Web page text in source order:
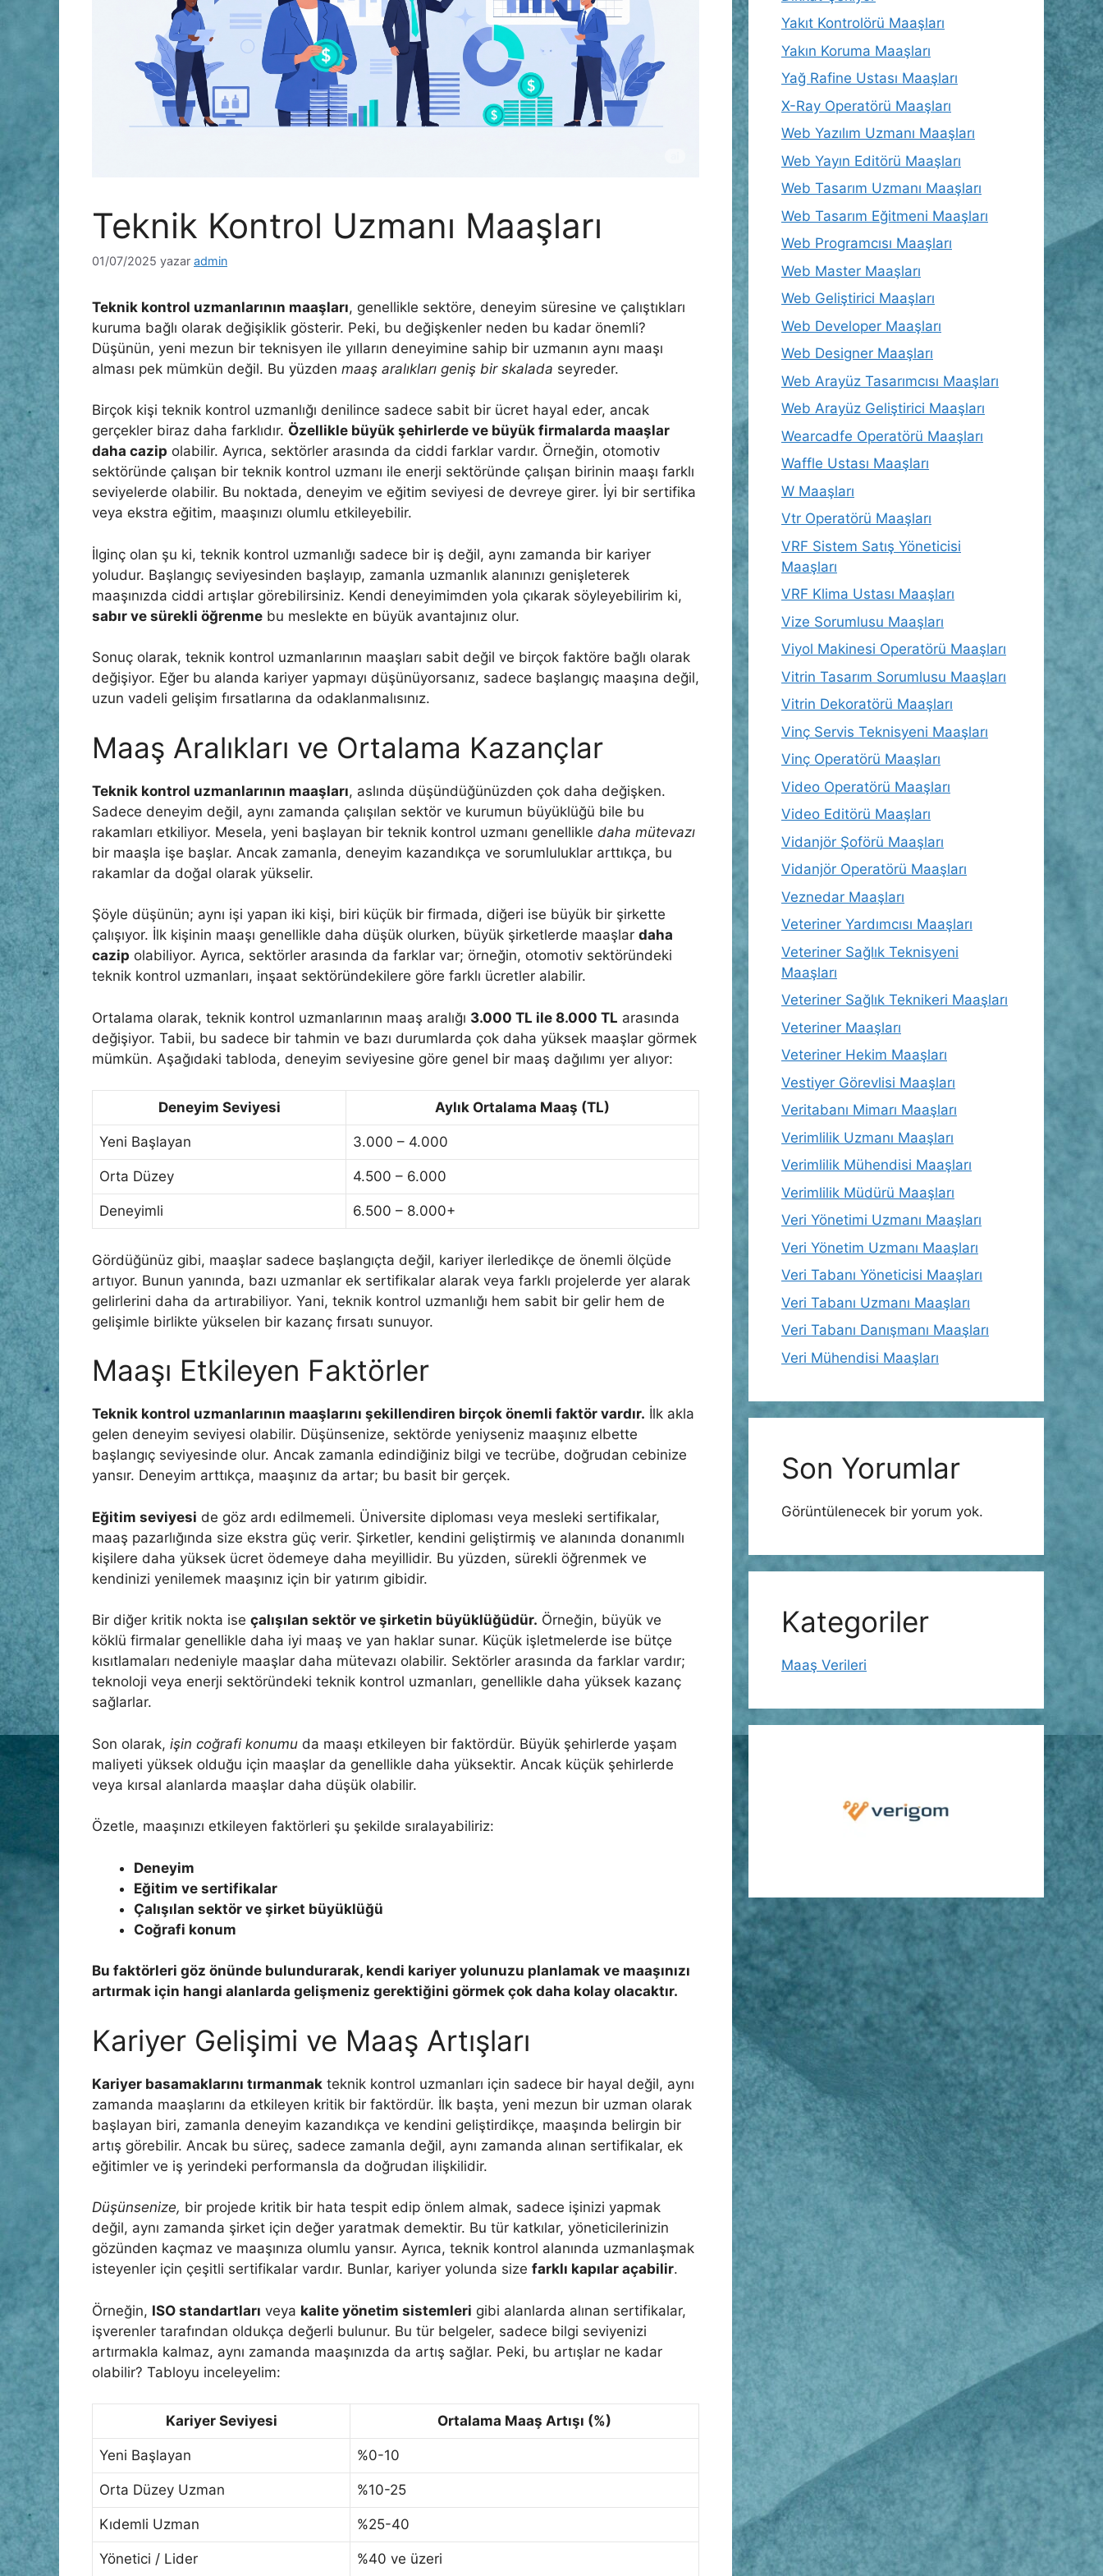
Teknik Kontrol Uzmanı Maaşları
01/07/2025 yazar admin
Teknik kontrol uzmanlarının maaşları, genellikle sektöre, deneyim süresine ve çalıştıkları
kuruma bağlı olarak değişiklik gösterir. Peki, bu değişkenler neden bu kadar önemli?
Düşünün, yeni mezun bir teknisyen ile yılların deneyimine sahip bir uzmanın aynı maaşı
alması pek mümkün değil. Bu yüzden maaş aralıkları geniş bir skalada seyreder.
Birçok kişi teknik kontrol uzmanlığı denilince sadece sabit bir ücret hayal eder, ancak
gerçekler biraz daha farklıdır. Özellikle büyük şehirlerde ve büyük firmalarda maaşlar
daha cazip olabilir. Ayrıca, sektörler arasında da ciddi farklar vardır. Örneğin, otomotiv
sektöründe çalışan bir teknik kontrol uzmanı ile enerji sektöründe çalışan birinin maaşı farklı
seviyelerde olabilir. Bu noktada, deneyim ve eğitim seviyesi de devreye girer. İyi bir sertifika
veya ekstra eğitim, maaşınızı olumlu etkileyebilir.
İlginç olan şu ki, teknik kontrol uzmanlığı sadece bir iş değil, aynı zamanda bir kariyer
yoludur. Başlangıç seviyesinden başlayıp, zamanla uzmanlık alanınızı genişleterek
maaşınızda ciddi artışlar görebilirsiniz. Kendi deneyimimden yola çıkarak söyleyebilirim ki,
sabır ve sürekli öğrenme bu meslekte en büyük avantajınız olur.
Sonuç olarak, teknik kontrol uzmanlarının maaşları sabit değil ve birçok faktöre bağlı olarak
değişiyor. Eğer bu alanda kariyer yapmayı düşünüyorsanız, sadece başlangıç maaşına değil,
uzun vadeli gelişim fırsatlarına da odaklanmalısınız.
Maaş Aralıkları ve Ortalama Kazançlar
Teknik kontrol uzmanlarının maaşları, aslında düşündüğünüzden çok daha değişken.
Sadece deneyim değil, aynı zamanda çalışılan sektör ve kurumun büyüklüğü bile bu
rakamları etkiliyor. Mesela, yeni başlayan bir teknik kontrol uzmanı genellikle daha mütevazı
bir maaşla işe başlar. Ancak zamanla, deneyim kazandıkça ve sorumluluklar arttıkça, bu
rakamlar da doğal olarak yükselir.
Şöyle düşünün; aynı işi yapan iki kişi, biri küçük bir firmada, diğeri ise büyük bir şirkette
çalışıyor. İlk kişinin maaşı genellikle daha düşük olurken, büyük şirketlerde maaşlar daha
cazip olabiliyor. Ayrıca, sektörler arasında da farklar var; örneğin, otomotiv sektöründeki
teknik kontrol uzmanları, inşaat sektöründekilere göre farklı ücretler alabilir.
Ortalama olarak, teknik kontrol uzmanlarının maaş aralığı 3.000 TL ile 8.000 TL arasında
değişiyor. Tabii, bu sadece bir tahmin ve bazı durumlarda çok daha yüksek maaşlar görmek
mümkün. Aşağıdaki tabloda, deneyim seviyesine göre genel bir maaş dağılımı yer alıyor:
Deneyim Seviyesi Aylık Ortalama Maaş (TL)
Yeni Başlayan 3.000 – 4.000
Orta Düzey 4.500 – 6.000
Deneyimli 6.500 – 8.000+
Gördüğünüz gibi, maaşlar sadece başlangıçta değil, kariyer ilerledikçe de önemli ölçüde
artıyor. Bunun yanında, bazı uzmanlar ek sertifikalar alarak veya farklı projelerde yer alarak
gelirlerini daha da artırabiliyor. Yani, teknik kontrol uzmanlığı hem sabit bir gelir hem de
gelişimle birlikte yükselen bir kazanç fırsatı sunuyor.
Maaşı Etkileyen Faktörler
Teknik kontrol uzmanlarının maaşlarını şekillendiren birçok önemli faktör vardır. İlk akla
gelen deneyim seviyesi olabilir. Düşünsenize, sektörde yeniyseniz maaşınız elbette
başlangıç seviyesinde olur. Ancak zamanla edindiğiniz bilgi ve tecrübe, doğrudan cebinize
yansır. Deneyim arttıkça, maaşınız da artar; bu basit bir gerçek.
Eğitim seviyesi de göz ardı edilmemeli. Üniversite diploması veya mesleki sertifikalar,
maaş pazarlığında size ekstra güç verir. Şirketler, kendini geliştirmiş ve alanında donanımlı
kişilere daha yüksek ücret ödemeye daha meyillidir. Bu yüzden, sürekli öğrenmek ve
kendinizi yenilemek maaşınız için bir yatırım gibidir.
Bir diğer kritik nokta ise çalışılan sektör ve şirketin büyüklüğüdür. Örneğin, büyük ve
köklü firmalar genellikle daha iyi maaş ve yan haklar sunar. Küçük işletmelerde ise bütçe
kısıtlamaları nedeniyle maaşlar daha mütevazı olabilir. Sektörler arasında da farklar vardır;
teknoloji veya enerji sektöründeki teknik kontrol uzmanları, genellikle daha yüksek kazanç
sağlarlar.
Son olarak, işin coğrafi konumu da maaşı etkileyen bir faktördür. Büyük şehirlerde yaşam
maliyeti yüksek olduğu için maaşlar da genellikle daha yüksektir. Ancak küçük şehirlerde
veya kırsal alanlarda maaşlar daha düşük olabilir.
Özetle, maaşınızı etkileyen faktörleri şu şekilde sıralayabiliriz:
Deneyim
Eğitim ve sertifikalar
Çalışılan sektör ve şirket büyüklüğü
Coğrafi konum
Bu faktörleri göz önünde bulundurarak, kendi kariyer yolunuzu planlamak ve maaşınızı
artırmak için hangi alanlarda gelişmeniz gerektiğini görmek çok daha kolay olacaktır.
Kariyer Gelişimi ve Maaş Artışları
Kariyer basamaklarını tırmanmak teknik kontrol uzmanları için sadece bir hayal değil, aynı
zamanda maaşlarını da etkileyen kritik bir faktördür. İlk başta, yeni mezun bir uzman olarak
başlayan biri, zamanla deneyim kazandıkça ve kendini geliştirdikçe, maaşında belirgin bir
artış görebilir. Ancak bu süreç, sadece zamanla değil, aynı zamanda alınan sertifikalar, ek
eğitimler ve iş yerindeki performansla da doğrudan ilişkilidir.
Düşünsenize, bir projede kritik bir hata tespit edip önlem almak, sadece işinizi yapmak
değil, aynı zamanda şirket için değer yaratmak demektir. Bu tür katkılar, yöneticilerinizin
gözünden kaçmaz ve maaşınıza olumlu yansır. Ayrıca, teknik kontrol alanında uzmanlaşmak
isteyenler için çeşitli sertifikalar vardır. Bunlar, kariyer yolunda size farklı kapılar açabilir.
Örneğin, ISO standartları veya kalite yönetim sistemleri gibi alanlarda alınan sertifikalar,
işverenler tarafından oldukça değerli bulunur. Bu tür belgeler, sadece bilgi seviyenizi
artırmakla kalmaz, aynı zamanda maaşınızda da artış sağlar. Peki, bu artışlar ne kadar
olabilir? Tabloyu inceleyelim:
Kariyer Seviyesi Ortalama Maaş Artışı (%)
Yeni Başlayan %0-10
Orta Düzey Uzman %10-25
Kıdemli Uzman %25-40
Yönetici / Lider %40 ve üzeri
Yakıt Kontrolörü Maaşları
Yakın Koruma Maaşları
Yağ Rafine Ustası Maaşları
X-Ray Operatörü Maaşları
Web Yazılım Uzmanı Maaşları
Web Yayın Editörü Maaşları
Web Tasarım Uzmanı Maaşları
Web Tasarım Eğitmeni Maaşları
Web Programcısı Maaşları
Web Master Maaşları
Web Geliştirici Maaşları
Web Developer Maaşları
Web Designer Maaşları
Web Arayüz Tasarımcısı Maaşları
Web Arayüz Geliştirici Maaşları
Wearcadfe Operatörü Maaşları
Waffle Ustası Maaşları
W Maaşları
Vtr Operatörü Maaşları
VRF Sistem Satış Yöneticisi
Maaşları
VRF Klima Ustası Maaşları
Vize Sorumlusu Maaşları
Viyol Makinesi Operatörü Maaşları
Vitrin Tasarım Sorumlusu Maaşları
Vitrin Dekoratörü Maaşları
Vinç Servis Teknisyeni Maaşları
Vinç Operatörü Maaşları
Video Operatörü Maaşları
Video Editörü Maaşları
Vidanjör Şoförü Maaşları
Vidanjör Operatörü Maaşları
Veznedar Maaşları
Veteriner Yardımcısı Maaşları
Veteriner Sağlık Teknisyeni
Maaşları
Veteriner Sağlık Teknikeri Maaşları
Veteriner Maaşları
Veteriner Hekim Maaşları
Vestiyer Görevlisi Maaşları
Veritabanı Mimarı Maaşları
Verimlilik Uzmanı Maaşları
Verimlilik Mühendisi Maaşları
Verimlilik Müdürü Maaşları
Veri Yönetimi Uzmanı Maaşları
Veri Yönetim Uzmanı Maaşları
Veri Tabanı Yöneticisi Maaşları
Veri Tabanı Uzmanı Maaşları
Veri Tabanı Danışmanı Maaşları
Veri Mühendisi Maaşları
Son Yorumlar
Görüntülenecek bir yorum yok.
Kategoriler
Maaş Verileri